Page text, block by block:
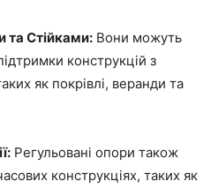
та Стійками: Вони можуть
конструкцій з
як покрівлі, веранди та
Регульовані опори також
конструкціях, таких як